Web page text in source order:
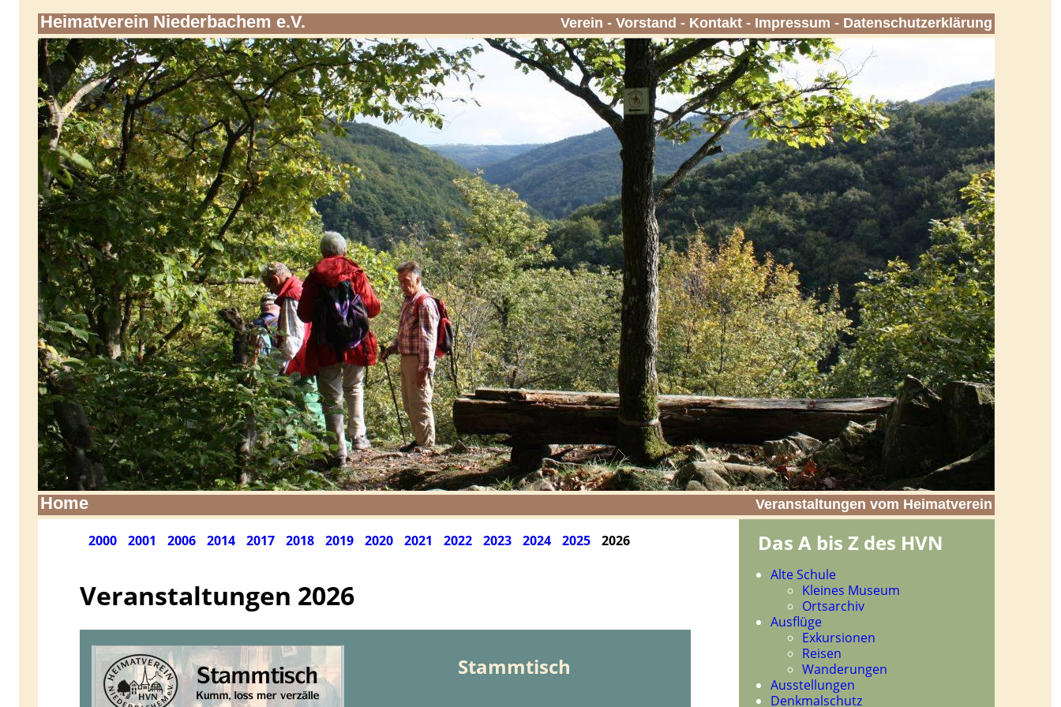
Heimatverein Niederbachem e.V. Verein - Vorstand - Kontakt - Impressum - Datenschutzerklärung
Home Veranstaltungen vom Heimatverein
2000 2001 2006 2014 2017 2018 2019 2020 2021 2022 2023 2024 2025 2026
Veranstaltungen 2026
Stammtisch
Das A bis Z des HVN
Navigation
überspringen
Alte Schule
Kleines Museum
Ortsarchiv
Ausflüge
Exkursionen
Reisen
Wanderungen
Ausstellungen
Denkmalschutz